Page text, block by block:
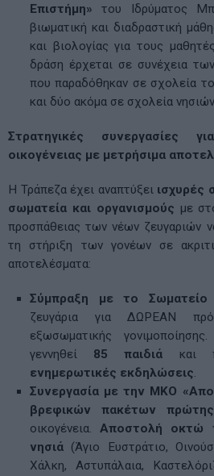
Επιστήμη»του Ιδρύματος
βιωματική και διαδραστική
και βιολογίας για τους
δράση έρχεται σε συνέχεια
που παραδόθηκαν σε σχολεία
και δύο ακόμα σε σχολεία
Στρατηγικές συνεργασίες
οικογένειας με μετρήσιμα
Η Τράπεζα έχει αναπτύξει ισχυρές
σωματεία και οργανισμούς με
προσπάθειας των νέων ζευγαριών
τη στήριξη των γονέων σε
αποτελέσματα:
Σύμπραξη με το
ζευγάρια για ΔΩΡΕΑΝ
εξωσωματικής
γεννηθεί 85 παιδιά και
ενημερωτικές εκδηλώσεις.
Συνεργασία με την ΜΚΟ
βρεφικών πακέτων
οικογένεια.Αποστολή οκτώ
νησιά(Άγιο Ευστράτιο,
Χάλκη, Αστυπάλαια,